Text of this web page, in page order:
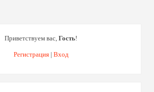
Приветствуем вас, Гость!
Регистрация| Вход